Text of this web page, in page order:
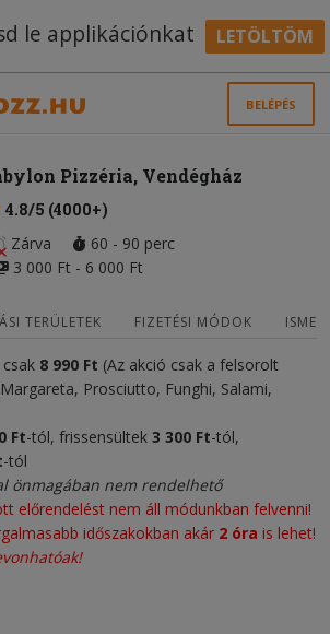
le applikációnkat LETÖLTÖM
BELÉPÉS
Pizzéria, Vendégház
4.8/5 (4000+)
Zárva
60 - 90 perc
3 000 Ft - 6 000 Ft
TERÜLETEK FIZETÉSI MÓDOK
csak 8 990 Ft (Az akció csak a felsorolt
Prosciutto, Funghi, Salami,
Ft-tól, frissensültek 3 300 Ft-tól,
-tól
önmagában nem rendelhető
előrendelést nem áll módunkban felvenni!
időszakokban akár 2 óra is lehet!